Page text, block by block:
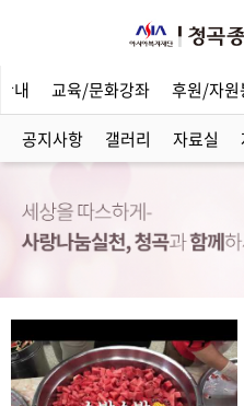
내 교육/문화강좌 후원/자원
공지사항 갤러리 자료실